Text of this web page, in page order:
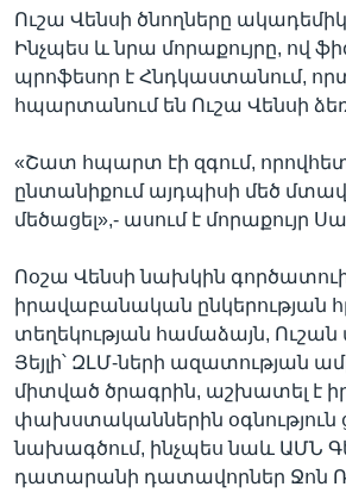
Ուշա Վենսի ծնողները
Ինչպես և նրա մորաքույրը, ով
պրոֆեսոր է Հնդկաստանում,
հպարտանում են Ուշա Վենսի
«Շատ հպարտ էի զգում,
ընտանիքում այդպիսի մեծ
մեծացել»,- ասում է մորաքույր
Ոօշա Վենսի նախկին
իրավաբանական
տեղեկության համաձայն, Ուշան
Յեյլի՝ ԶԼՄ-ների ազատության
միտված ծրագրին, աշխատել է
փախստականներին օգնություն
նախագծում, ինչպես նաև ԱՄՆ
դատարանի դատավորներ Ջոն